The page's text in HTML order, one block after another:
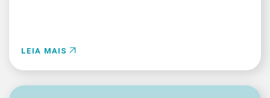
LEIA MAIS